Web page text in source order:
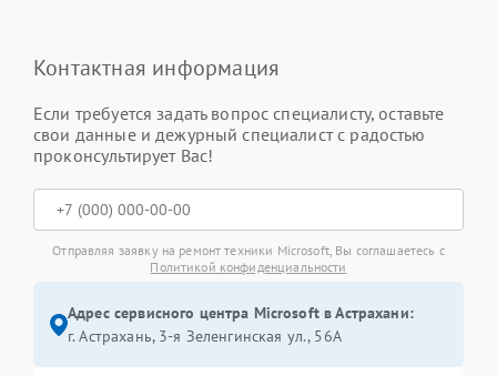
Контактная информация
Если требуется задать вопрос специалисту, оставьте
свои данные и дежурный специалист с радостью
проконсультирует Вас!
Отправляя заявку на ремонт техники Microsoft, Вы соглашаетесь с
Политикой конфиденциальности
Адрес сервисного центра Microsoft в Астрахани:
г. Астрахань, 3-я Зеленгинская ул., 56А